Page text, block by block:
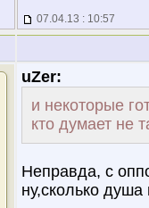
07.04.13 : 10:57
uZer:
и некоторые
кто думает не
Неправда, с
ну,сколько